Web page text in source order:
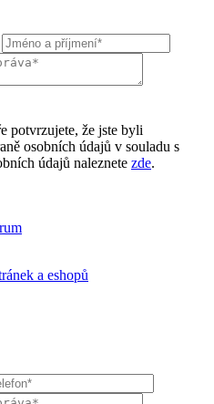
potvrzujete, že jste byli
osobních údajů v souladu s
údajů naleznete zde.
a eshopů